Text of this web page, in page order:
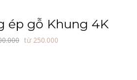
ép gỗ Khung 4K
từ 250.000